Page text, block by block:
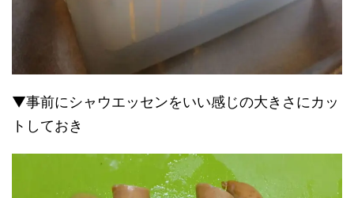
▼事前にシャウエッセンをいい感じの大きさにカッ
トしておき